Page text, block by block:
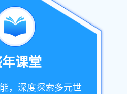
课堂
，深度探索多元世